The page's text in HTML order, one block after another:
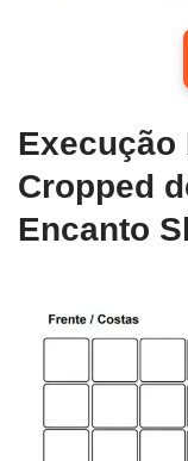
Execução
Cropped
Encanto